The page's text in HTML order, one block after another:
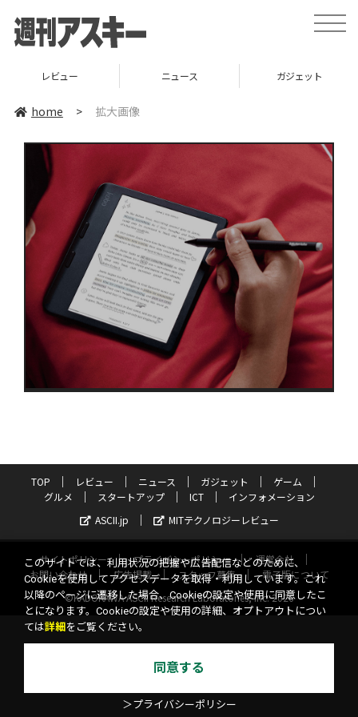
toggle
レビュー ニュース ガジェット
home > 拡大画像
TOP レビュー ニュース ガジェット
ゲーム
グルメ
スタートアップ ICT
インフォメーション
ASCII.jp
MITテクノロジーレビュー
サイトポリシー プライバシーポリシー
運営会社
お問い合わせ
広告掲載 スタッフ募集
電子版について
©KADOKAWA ASCII Research Laboratories, Inc. 2026
このサイトでは、利用状況の把握や広告配信などのために、
Cookieを使用してアクセスデータを取得・利用しています。これ
以降のページに遷移した場合、Cookieの設定や使用に同意したこ
とになります。Cookieの設定や使用の詳細、オプトアウトについ
ては詳細 をご覧ください。
同意する
＞プライバシーポリシー